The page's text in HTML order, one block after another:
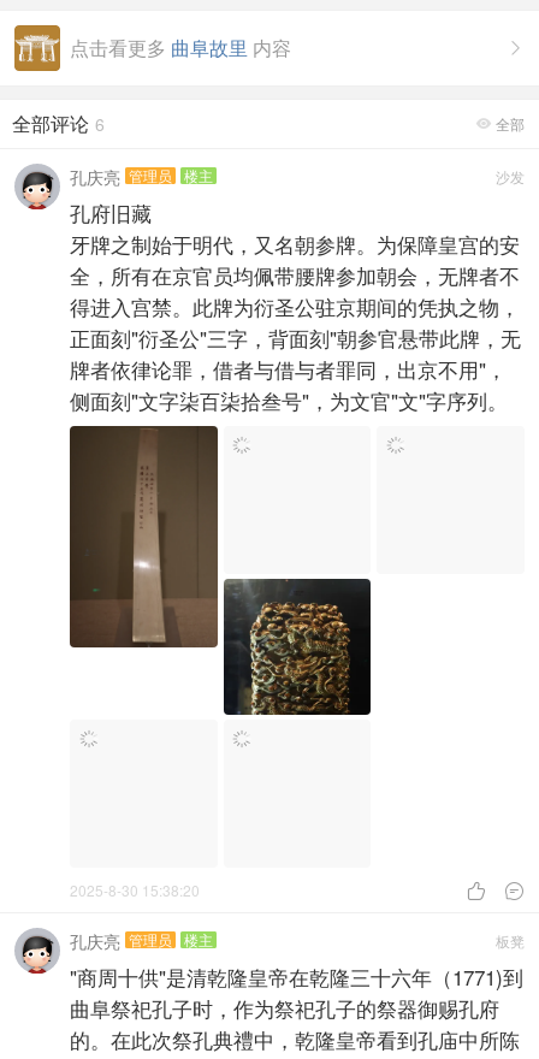

点击看更多 曲阜故里 内容
 全部
全部评论 6
沙发
孔庆亮 管理员 楼主
孔府旧藏
牙牌之制始于明代，又名朝参牌。为保障皇宫的安
全，所有在京官员均佩带腰牌参加朝会，无牌者不
得进入宫禁。此牌为衍圣公驻京期间的凭执之物，
正面刻"衍圣公"三字，背面刻"朝参官悬带此牌，无
牌者依律论罪，借者与借与者罪同，出京不用"，
侧面刻"文字柒百柒拾叁号"，为文官"文"字序列。
 
2025-8-30 15:38:20
板凳
孔庆亮 管理员 楼主
"商周十供"是清乾隆皇帝在乾隆三十六年（1771)到
曲阜祭祀孔子时，作为祭祀孔子的祭器御赐孔府
的。在此次祭孔典禮中，乾隆皇帝看到孔庙中所陈